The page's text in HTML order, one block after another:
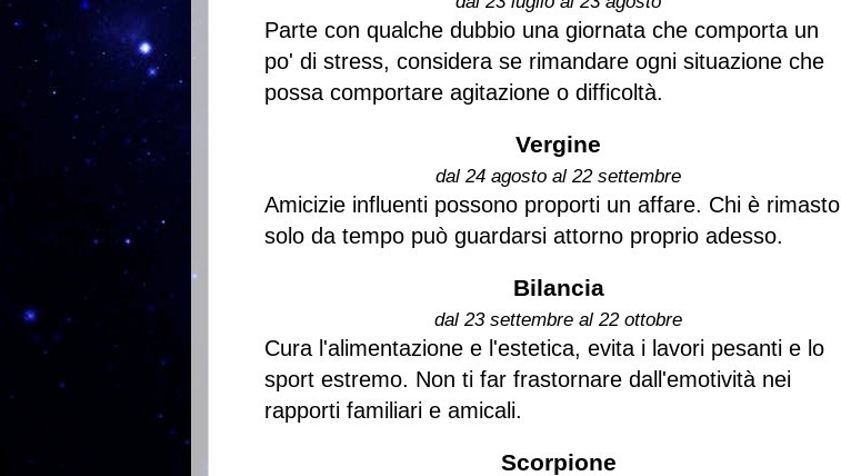
Parte con qualche dubbio una giornata che comporta un
po' di stress, considera se rimandare ogni situazione che
possa comportare agitazione o difficoltà.
Vergine
dal 24 agosto al 22 settembre
Amicizie influenti possono proporti un affare. Chi è rimasto
solo da tempo può guardarsi attorno proprio adesso.
Bilancia
dal 23 settembre al 22 ottobre
Cura l'alimentazione e l'estetica, evita i lavori pesanti e lo
sport estremo. Non ti far frastornare dall'emotività nei
rapporti familiari e amicali.
Scorpione